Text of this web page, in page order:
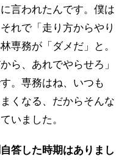
言われたんです。僕は
れで「走り方からやり
専務が「ダメだ」と。
ら、あれでやらせろ」
。専務はね、いつも
くなる、だからそんな
いました。
答した時期はありまし